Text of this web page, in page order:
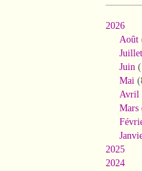
2026
Août
Juillet
Juin
Mai
Avril
Mars
2025
2024